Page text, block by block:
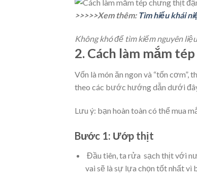
>>>>>Xem thêm: Tìm hiểu khái
Không khó để tìm kiếm nguyên
2. Cách làm mắm
Vốn là món ăn ngon và “tốn
theo các bước hướng dẫn dưới
Lưu ý: bạn hoàn toàn có thể mua
Bước 1: Ướp thịt
Đầu tiên, ta rửa sạch thịt với
vai sẽ là sự lựa chọn tốt nhất vì